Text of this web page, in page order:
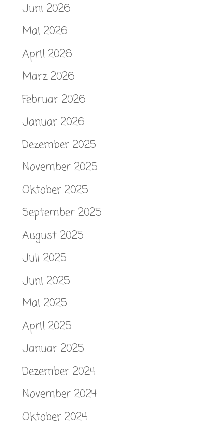
Juni 2026
Mai 2026
April 2026
März 2026
Februar 2026
Januar 2026
Dezember 2025
November 2025
Oktober 2025
September 2025
August 2025
Juli 2025
Juni 2025
Mai 2025
April 2025
Januar 2025
Dezember 2024
November 2024
Oktober 2024